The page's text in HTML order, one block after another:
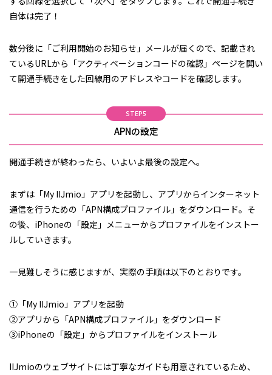
自体は完了！
数分後に「ご利用開始のお知らせ」メールが届くので、記載され
ているURLから「アクティベーションコードの確認」ページを開い
て開通手続きをした回線用のアドレスやコードを確認します。
STEP5
APNの設定
開通手続きが終わったら、いよいよ最後の設定へ。
まずは「My IIJmio」アプリを起動し、アプリからインターネット
通信を行うための「APN構成プロファイル」をダウンロード。そ
の後、iPhoneの「設定」メニューからプロファイルをインストー
ルしていきます。
一見難しそうに感じますが、実際の手順は以下のとおりです。
①「My IIJmio」アプリを起動
②アプリから「APN構成プロファイル」をダウンロード
③iPhoneの「設定」からプロファイルをインストール
IIJmioのウェブサイトには丁寧なガイドも用意されているため、